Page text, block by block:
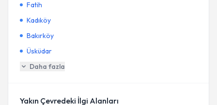
Fatih
Kadıköy
Bakırköy
Üsküdar
Daha fazla
Yakın Çevredeki İlgi Alanları